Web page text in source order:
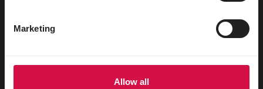
Marketing
Allow all
Kaninchen